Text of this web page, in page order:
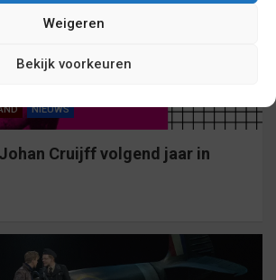
Weigeren
Bekijk voorkeuren
NIEUWS
Cruijff volgend jaar in